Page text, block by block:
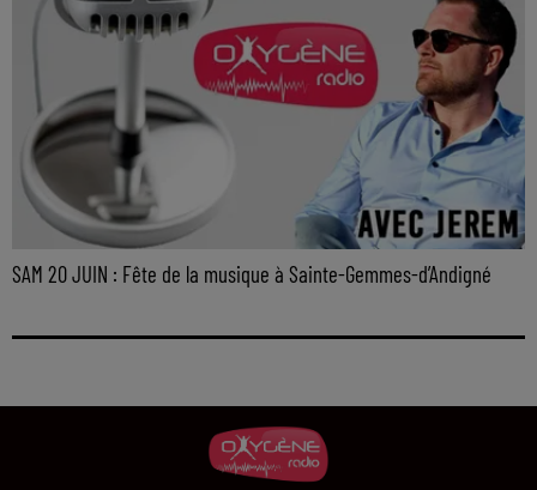
SAM 20 JUIN : Fête de la musique à Sainte-Gemmes-d’Andigné